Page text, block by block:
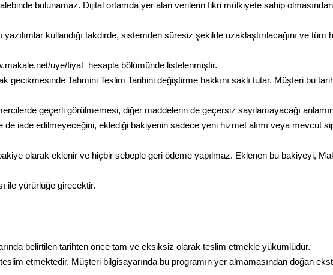
bulunamaz. Dijital ortamda yer alan verilerin fikri mülkiyete sahip
kullandığı takdirde, sistemden süresiz şekilde uzaklaştırılacağını ve tüm
uye/fiyat_hesapla bölümünde listelenmiştir.
gecikmesinde Tahmini Teslim Tarihini değiştirme hakkını saklı tutar. Müşteri bu
geçerli görülmemesi, diğer maddelerin de geçersiz sayılamayacağı
iade edilmeyeceğini, eklediği bakiyenin sadece yeni hizmet alımı veya mevcut
olarak eklenir ve hiçbir sebeple geri ödeme yapılmaz. Eklenen bu bakiyeyi,
ile yürürlüğe girecektir.
belirtilen tarihten önce tam ve eksiksiz olarak teslim etmekle yükümlüdür.
etmektedir. Müşteri bilgisayarında bu programın yer almamasından doğan